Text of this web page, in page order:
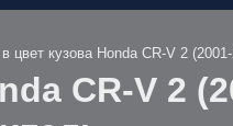
цвет кузова Honda CR-V 2
CR-V 2